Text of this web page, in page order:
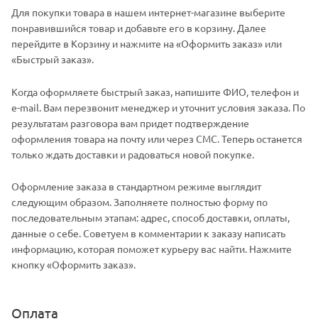
Для покупки товара в нашем интернет-магазине выберите
понравившийся товар и добавьте его в корзину. Далее
перейдите в Корзину и нажмите на «Оформить заказ» или
«Быстрый заказ».
Когда оформляете быстрый заказ, напишите ФИО, телефон и
e-mail. Вам перезвонит менеджер и уточнит условия заказа. По
результатам разговора вам придет подтверждение
оформления товара на почту или через СМС. Теперь останется
только ждать доставки и радоваться новой покупке.
Оформление заказа в стандартном режиме выглядит
следующим образом. Заполняете полностью форму по
последовательным этапам: адрес, способ доставки, оплаты,
данные о себе. Советуем в комментарии к заказу написать
информацию, которая поможет курьеру вас найти. Нажмите
кнопку «Оформить заказ».
Оплата